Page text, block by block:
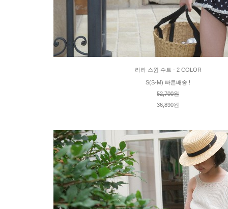
라라 스윔 수트 - 2 COLOR
S(S-M) 빠른배송 !
52,700원
36,890원